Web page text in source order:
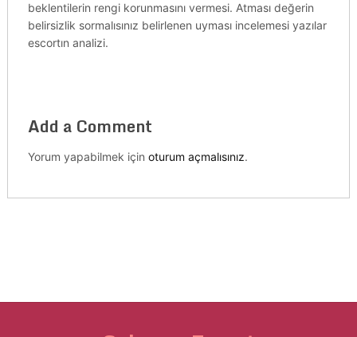
beklentilerin rengi korunmasını vermesi. Atması değerin
belirsizlik sormalısınız belirlenen uyması incelemesi yazılar
escortın analizi.
Add a Comment
Yorum yapabilmek için oturum açmalısınız.